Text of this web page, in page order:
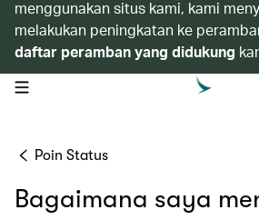
menggunakan situs kami, kami
melakukan peningkatan ke
daftar peramban yang didukung
open navigation menu
Poin Status
Bagaimana saya